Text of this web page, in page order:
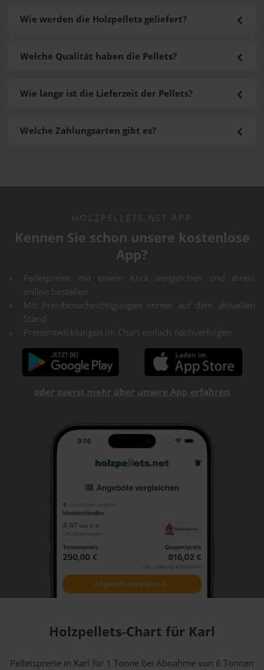
Wie werden die Holzpellets geliefert?
Welche Zahlungsarten gibt es?
Welche Qualität haben die Pellets?
Wie lange ist die Lieferzeit der Pellets?
HOLZPELLETS.NET APP
Kennen Sie schon unsere kostenlose
App?
Pelletpreise mit einem Klick vergleichen und direkt
online bestellen
Mit Preisbenachrichtigungen immer auf dem aktuellen
Stand
Preisentwicklungen im Chart einfach nachverfolgen
oder zuerst mehr über unsere App erfahren
Holzpellets-Chart für Karl
Pelletspreise in Karl für 1 Tonne bei Abnahmevon 6 Tonnen